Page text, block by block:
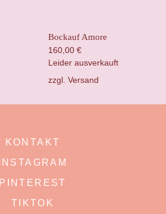
Bockauf Amore
160,00 €
Leider ausverkauft
zzgl. Versand
KONTAKT
INSTAGRAM
PINTEREST
TIKTOK